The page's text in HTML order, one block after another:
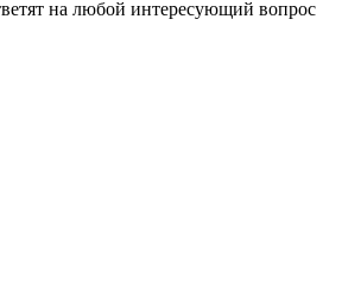
на любой интересующий вопрос